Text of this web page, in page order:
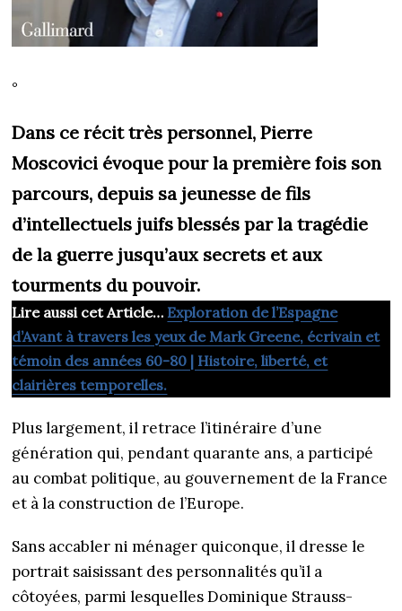
°
Dans ce récit très personnel, Pierre
Moscovici évoque pour la première fois son
parcours, depuis sa jeunesse de fils
d’intellectuels juifs blessés par la tragédie
de la guerre jusqu’aux secrets et aux
tourments du pouvoir.
Lire aussi cet Article… Exploration de l’Espagne
d’Avant à travers les yeux de Mark Greene, écrivain et
témoin des années 60-80 | Histoire, liberté, et
clairières temporelles.
Plus largement, il retrace l’itinéraire d’une
génération qui, pendant quarante ans, a participé
au combat politique, au gouvernement de la France
et à la construction de l’Europe.
Sans accabler ni ménager quiconque, il dresse le
portrait saisissant des personnalités qu’il a
côtoyées, parmi lesquelles Dominique Strauss-